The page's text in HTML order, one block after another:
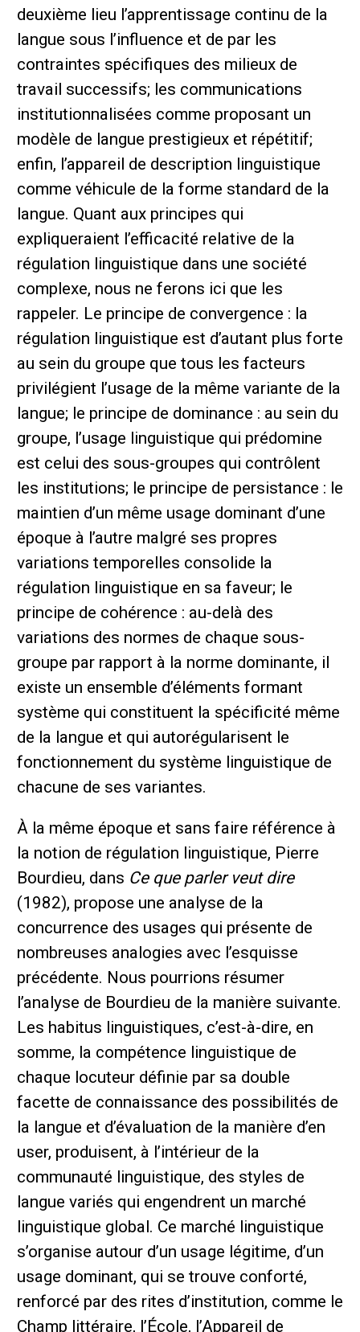
deuxième lieu l’apprentissage continu de la
langue sous l’influence et de par les
contraintes spécifiques des milieux de
travail successifs; les communications
institutionnalisées comme proposant un
modèle de langue prestigieux et répétitif;
enfin, l’appareil de description linguistique
comme véhicule de la forme standard de la
langue. Quant aux principes qui
expliqueraient l’efficacité relative de la
régulation linguistique dans une société
complexe, nous ne ferons ici que les
rappeler. Le principe de convergence : la
régulation linguistique est d’autant plus forte
au sein du groupe que tous les facteurs
privilégient l’usage de la même variante de la
langue; le principe de dominance : au sein du
groupe, l’usage linguistique qui prédomine
est celui des sous-groupes qui contrôlent
les institutions; le principe de persistance : le
maintien d’un même usage dominant d’une
époque à l’autre malgré ses propres
variations temporelles consolide la
régulation linguistique en sa faveur; le
principe de cohérence : au-delà des
variations des normes de chaque sous-
groupe par rapport à la norme dominante, il
existe un ensemble d’éléments formant
système qui constituent la spécificité même
de la langue et qui autorégularisent le
fonctionnement du système linguistique de
chacune de ses variantes.
À la même époque et sans faire référence à
la notion de régulation linguistique, Pierre
Bourdieu, dans Ce que parler veut dire
(1982), propose une analyse de la
concurrence des usages qui présente de
nombreuses analogies avec l’esquisse
précédente. Nous pourrions résumer
l’analyse de Bourdieu de la manière suivante.
Les habitus linguistiques, c’est-à-dire, en
somme, la compétence linguistique de
chaque locuteur définie par sa double
facette de connaissance des possibilités de
la langue et d’évaluation de la manière d’en
user, produisent, à l’intérieur de la
communauté linguistique, des styles de
langue variés qui engendrent un marché
linguistique global. Ce marché linguistique
s’organise autour d’un usage légitime, d’un
usage dominant, qui se trouve conforté,
renforcé par des rites d’institution, comme le
Champ littéraire, l’École, l’Appareil de